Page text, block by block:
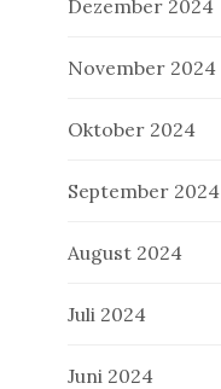
Dezember 2024
November 2024
Oktober 2024
September 2024
August 2024
Juli 2024
Juni 2024